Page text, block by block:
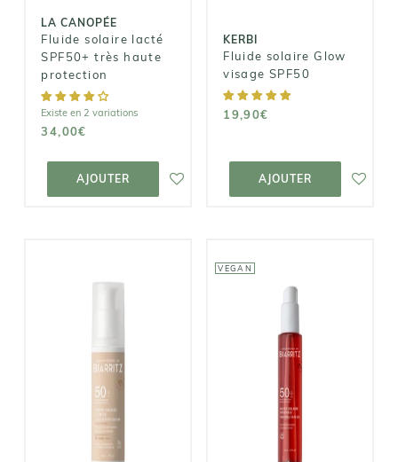
LA CANOPÉE
Fluide solaire lacté
SPF50+ très haute
protection
Existe en 2 variations
34,00€
AJOUTER
AJOUTER AU
PANIER
KERBI
Fluide solaire Glow
visage SPF50
19,90€
AJOUTER
AJOUTER AU
PANIER
LABORATOIRES
DE BIARRITZ
Crème Solaire
VEGAN
LABORATOIRES
DE BIARRITZ
Huile Solaire
Invisible